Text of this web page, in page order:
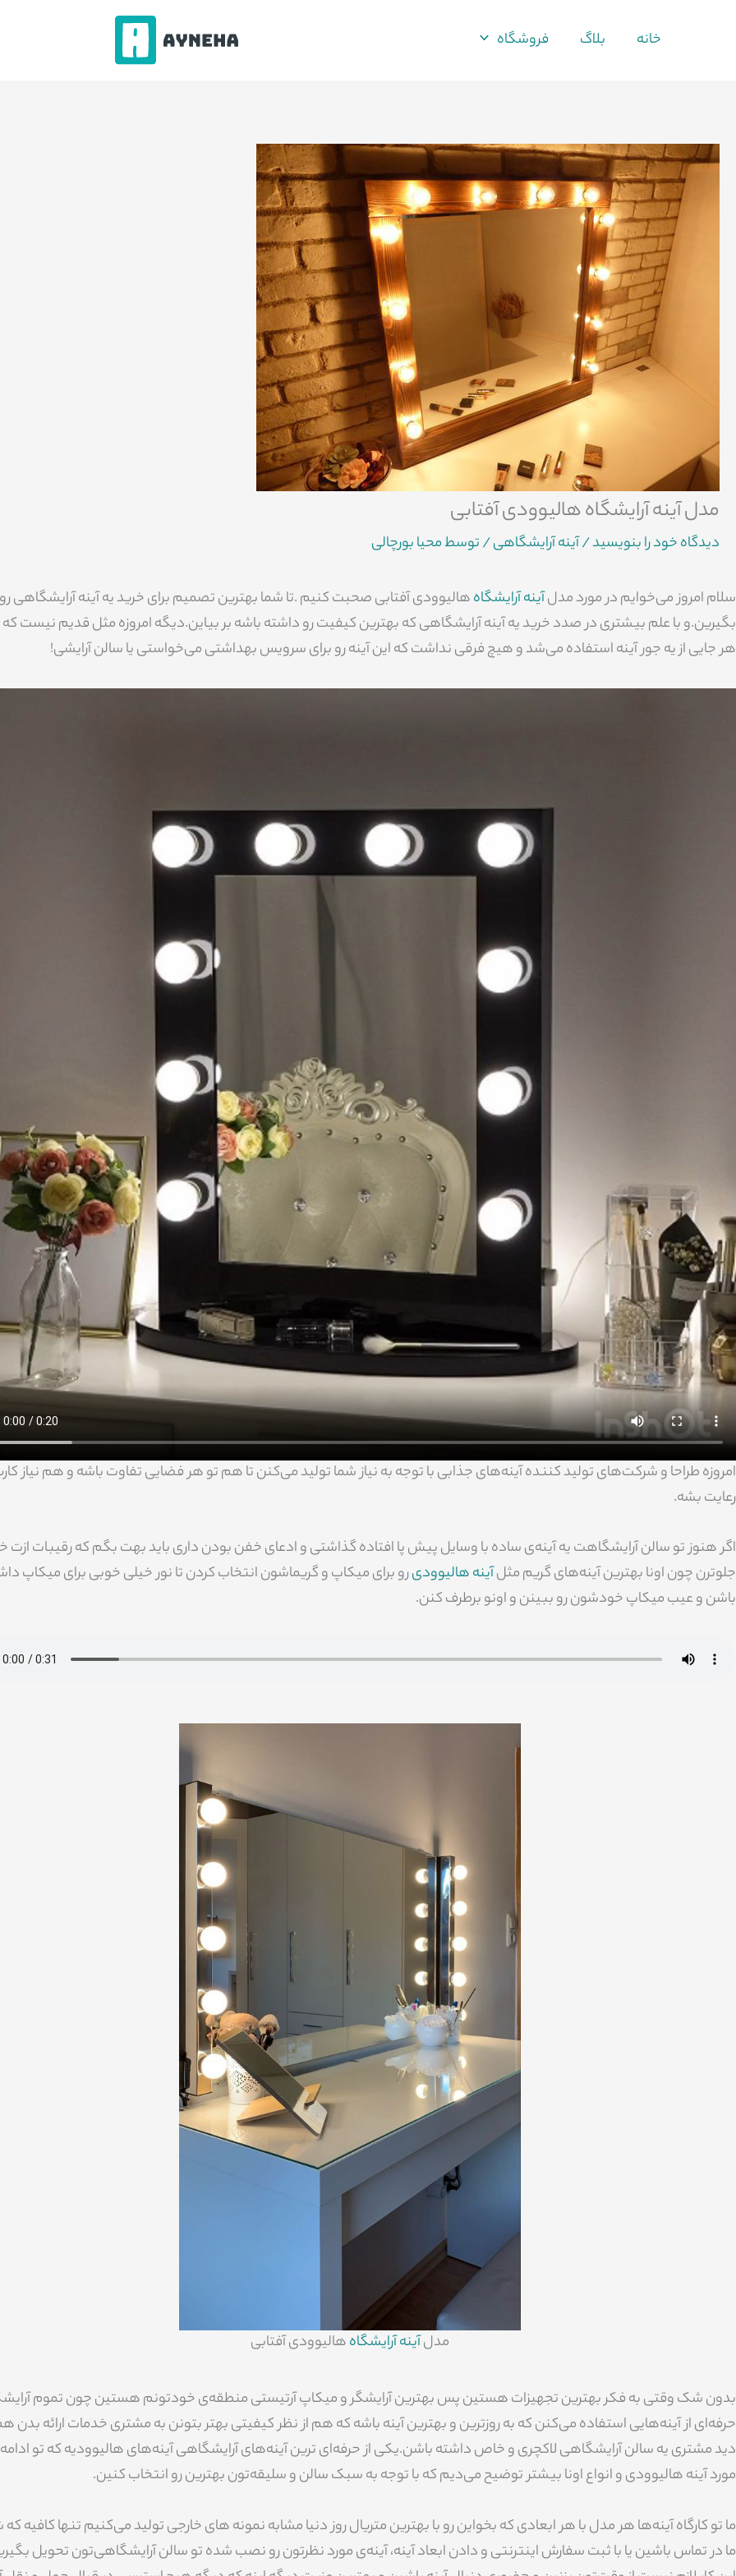
خانه بلاگ فروشگاه
مدل آینه آرایشگاه هالیوودی آفتابی
دیدگاه‌ خود را بنویسید/آینه آرایشگاهی/ توسطمحیا بورچالی
سلام امروز می‌خوایم در مورد مدلآینه آرایشگاههالیوودی آفتابی صحبت کنیم .تا شما بهترین تصمیم برای خرید یه آینه آرایشگاهی رو
بگیرین.و با علم بیشتری در صدد خرید یه آینه آرایشگاهی که بهترین کیفیت رو داشته باشه بر بیاین.دیگه امروزه مثل قدیم نیست که
هر جایی از یه جور آینه استفاده می‌شد و هیچ فرقی نداشت که این آینه رو برای سرویس بهداشتی می‌خواستی یا سالن آرایشی!
امروزه طراحا و شرکت‌های تولید کننده آینه‌های جذابی با توجه به نیاز شما تولید می‌کنن تا هم تو هر فضایی تفاوت باشه و هم نیاز
رعایت بشه.
اگر هنوز تو سالن آرایشگاهت یه آینه‌ی ساده با وسایل پیش پا افتاده گذاشتی و ادعای خفن بودن داری باید بهت بگم که رقیبات ازت
جلوترن چون اونا بهترین آینه‌های گریم مثلآینه هالیوودیرو برای میکاپ و گریماشون انتخاب کردن تا نور خیلی خوبی برای میکاپ
باشن و عیب میکاپ خودشون رو ببینن و اونو برطرف کنن.
مدلآینه آرایشگاههالیوودی آفتابی
بدون شک وقتی به فکر بهترین تجهیزات هستین پس بهترین آرایشگر و میکاپ آرتیستی منطقه‌ی خودتونم هستین چون تموم
حرفه‌ای از آینه‌هایی استفاده می‌کنن که به روزترین و بهترین آینه باشه که هم از نظر کیفیتی بهتر بتونن به مشتری خدمات ارائه بدن
دید مشتری یه سالن آرایشگاهی لاکچری و خاص داشته باشن.یکی از حرفه‌ای ترین آینه‌های آرایشگاهی آینه‌های هالیوودیه که تو
مورد آینه هالیوودی و انواع اونا بیشتر توضیح می‌دیم که با توجه به سبک سالن و سلیقه‌تون بهترین رو انتخاب کنین.
ما تو کارگاه آینه‌ها هر مدل با هر ابعادی که بخواین رو با بهترین متریال روز دنیا مشابه نمونه های خارجی تولید می‌کنیم تنها کافیه که
ما در تماس باشین یا با ثبت سفارش اینترنتی و دادن ابعاد آینه، آینه‌ی مورد نظرتون رو نصب شده تو سالن آرایشگاهی‌تون تحویل